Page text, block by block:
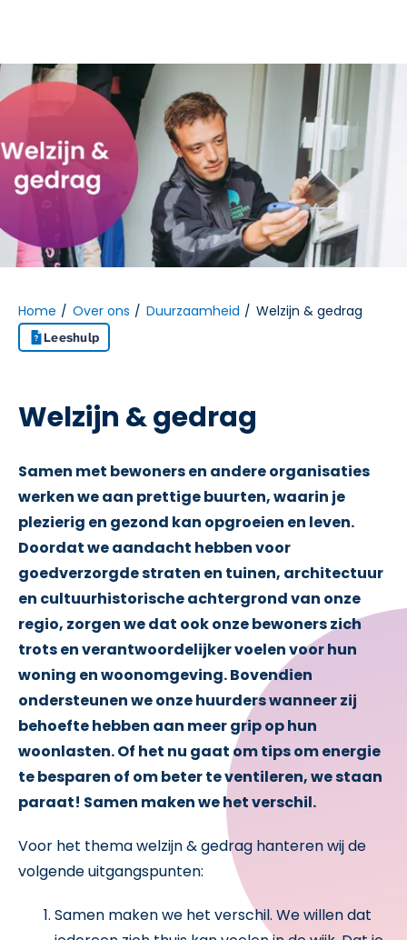
Naar hoofdinhoud
Naar hoofdnavigatiemenu
Naar zoeken
Home Over ons Duurzaamheid Welzijn & gedrag
Leeshulp
Welzijn & gedrag
Samen met bewoners en andere organisaties
werken we aan prettige buurten, waarin je
plezierig en gezond kan opgroeien en leven.
Doordat we aandacht hebben voor
goedverzorgde straten en tuinen, architectuur
en cultuurhistorische achtergrond van onze
regio, zorgen we dat ook onze bewoners zich
trots en verantwoordelijker voelen voor hun
woning en woonomgeving. Bovendien
ondersteunen we onze huurders wanneer zij
behoefte hebben aan meer grip op hun
woonlasten. Of het nu gaat om tips om energie
te besparen of om beter te ventileren, we staan
paraat! Samen maken we het verschil.
Voor het thema welzijn & gedrag hanteren wij de
volgende uitgangspunten:
Samen maken we het verschil. We willen dat